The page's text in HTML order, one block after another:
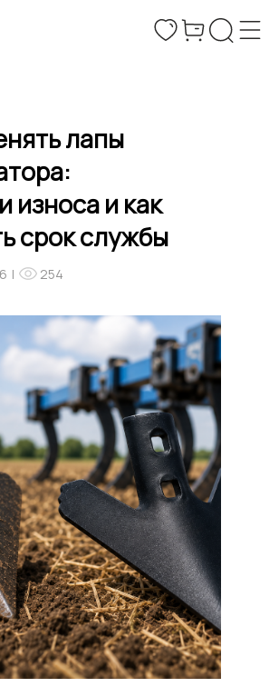
лапы
износа и как
срок службы
| 254